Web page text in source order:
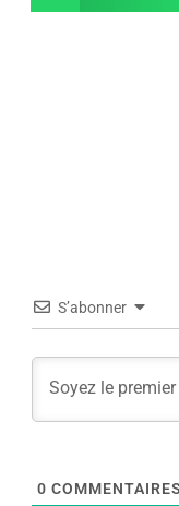
S’abonner
0 COMMENTAIRES